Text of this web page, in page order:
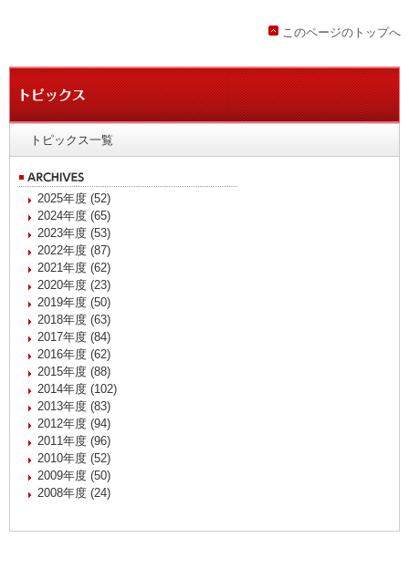
このページのトップへ
トピックス一覧
2025年度 (52)
2024年度 (65)
2023年度 (53)
2022年度 (87)
2021年度 (62)
2020年度 (23)
2019年度 (50)
2018年度 (63)
2017年度 (84)
2016年度 (62)
2015年度 (88)
2014年度 (102)
2013年度 (83)
2012年度 (94)
2011年度 (96)
2010年度 (52)
2009年度 (50)
2008年度 (24)